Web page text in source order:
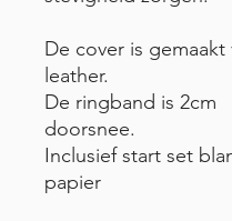
De cover is gemaakt
leather.
De ringband is 2cm
doorsnee.
Inclusief start set
papier